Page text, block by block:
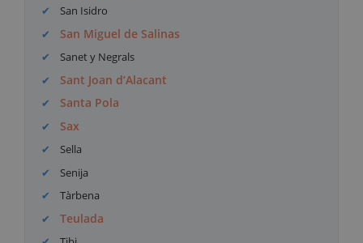
San Isidro
San Miguel de Salinas
Sanet y Negrals
Sant Joan d’Alacant
Santa Pola
Sax
Sella
Senija
Tàrbena
Teulada